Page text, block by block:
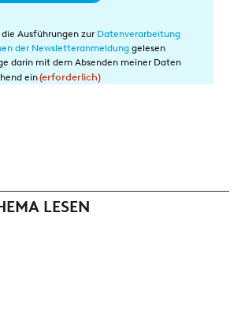
die Ausführungen zur Datenverarbeitung
der Newsletteranmeldung gelesen
darin mit dem Absenden meiner Daten
ein(erforderlich)
LESEN